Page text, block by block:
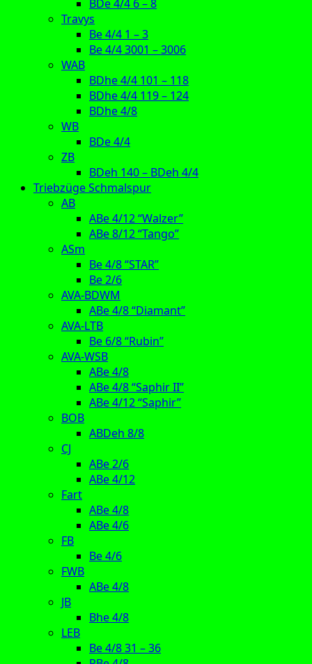
BDe 4/4 6 – 8
Travys
Be 4/4 1 – 3
Be 4/4 3001 – 3006
WAB
BDhe 4/4 101 – 118
BDhe 4/4 119 – 124
BDhe 4/8
WB
BDe 4/4
ZB
BDeh 140 – BDeh 4/4
Triebzüge Schmalspur
AB
ABe 4/12 “Walzer”
ABe 8/12 “Tango”
ASm
Be 4/8 “STAR”
Be 2/6
AVA-BDWM
ABe 4/8 “Diamant”
AVA-LTB
Be 6/8 “Rubin”
AVA-WSB
ABe 4/8
ABe 4/8 “Saphir II”
ABe 4/12 “Saphir”
BOB
ABDeh 8/8
CJ
ABe 2/6
ABe 4/12
Fart
ABe 4/8
ABe 4/6
FB
Be 4/6
FWB
ABe 4/8
JB
Bhe 4/8
LEB
Be 4/8 31 – 36